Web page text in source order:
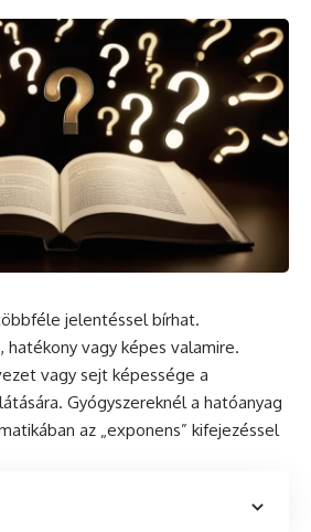
jelentéssel bírhat.
hatékony vagy képes valamire.
vagy sejt képessége a
Gyógyszereknél a hatóanyag
az „exponens” kifejezéssel